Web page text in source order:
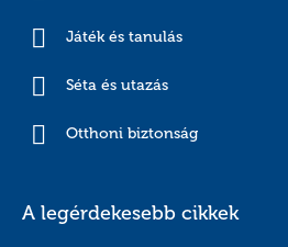
Játék és tanulás
Séta és utazás
Otthoni biztonság
A legérdekesebb cikkek